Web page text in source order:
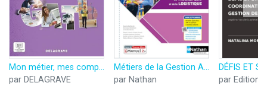
Mon métier, mes compétences - Famille des métiers de la Gestion administrative, du Transport et de la Logistique 2de Bac Pro GATL (2023) - Pochette élève
par DELAGRAVE
Métiers de la Gestion Administrative, du Transport et de la Logistique - Tome unique - 2de Bac Pro AGOrA - OTM - L
par Nathan